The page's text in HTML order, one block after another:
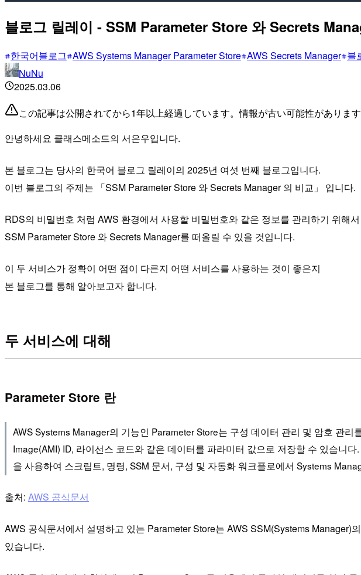
블로그 릴레이 - SSM Parameter Store 와 Secrets
한국어블로그 AWS Systems Manager Parameter Store AWS Secrets Manager 블
NuNu
2025.03.06
この記事は公開されてから1年以上経過しています。情報が古い可能性があります
안녕하세요 클래스메소드의 서은우입니다.
본 블로그는 당사의 한국어 블로그 릴레이의 2025년 여섯 번째 블로그입니다.
이번 블로그의 주제는 「SSM Parameter Store 와 Secrets Manager 의 비교」 입니다.
RDS의 비밀번호 처럼 AWS 환경에서 사용할 비밀번호와 같은 정보를 관리하기 위해서
SSM Parameter Store 와 Secrets Manager를 떠올릴 수 있을 것입니다.
이 두 서비스가 정확이 어떤 점이 다른지 어떤 서비스를 사용하는 것이 좋은지
본 블로그를 통해 알아보고자 합니다.
두 서비스에 대해
Parameter Store 란
AWS Systems Manager의 기능인 Parameter Store는 구성 데이터 관리 및 암호 관
Image(AMI) ID, 라이선스 코드와 같은 데이터를 파라미터 값으로 저장할 수 있습니
을 사용하여 스크립트, 명령, SSM 문서, 구성 및 자동화 워크플로에서 Systems
출처: AWS 공식문서
AWS 공식문서에서 설명하고 있는 Parameter Store는 AWS SSM(Systems
있습니다.